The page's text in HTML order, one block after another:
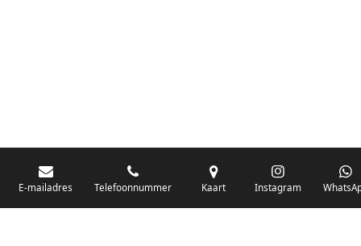
E-mailadres Telefoonnummer Kaart Instagram
De zender richt zich op jongeren, jongvolwassenen, volwassenen en we
vooral urban muziek als non-stop.
Wij brengen het nieuws uit de streek via radio en online. Via de website en